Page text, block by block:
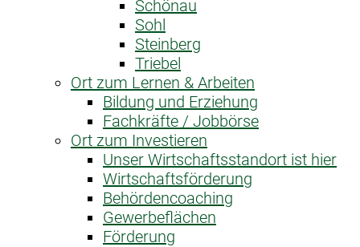
Schönau
Sohl
Steinberg
Triebel
Ort zum Lernen & Arbeiten
Bildung und Erziehung
Fachkräfte / Jobbörse
Ort zum Investieren
Unser Wirtschaftsstandort ist hier
Wirtschaftsförderung
Behördencoaching
Gewerbeflächen
Förderung